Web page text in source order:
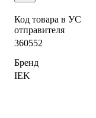
Код товара в УС
отправителя
360552
Бренд
IEK